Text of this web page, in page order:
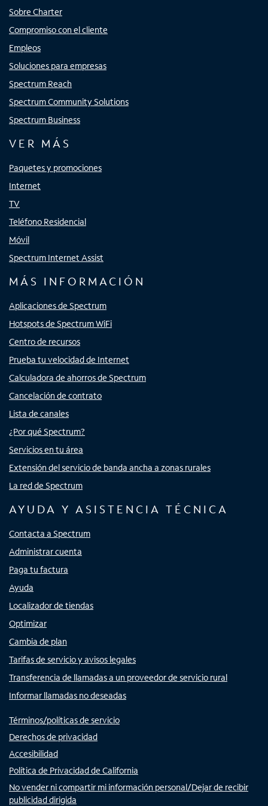
Sobre Charter
Compromiso con el cliente
Empleos
Soluciones para empresas
Spectrum Reach
Spectrum Community Solutions
Spectrum Business
VER MÁS
Paquetes y promociones
Internet
TV
Teléfono Residencial
Móvil
Spectrum Internet Assist
MÁS INFORMACIÓN
Aplicaciones de Spectrum
Hotspots de Spectrum WiFi
Centro de recursos
Prueba tu velocidad de Internet
Calculadora de ahorros de Spectrum
Cancelación de contrato
Lista de canales
¿Por qué Spectrum?
Servicios en tu área
Extensión del servicio de banda ancha a zonas rurales
La red de Spectrum
AYUDA Y ASISTENCIA TÉCNICA
Contacta a Spectrum
Administrar cuenta
Paga tu factura
Ayuda
Localizador de tiendas
Optimizar
Cambia de plan
Tarifas de servicio y avisos legales
Transferencia de llamadas a un proveedor de servicio rural
Informar llamadas no deseadas
Términos/políticas de servicio
Derechos de privacidad
Accesibilidad
Política de Privacidad de California
No vender ni compartir mi información personal/Dejar de recibir
publicidad dirigida